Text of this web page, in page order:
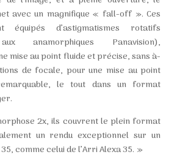
avec un magnifique « fall-off ». Ces
équipés d’astigmatismes rotatifs
anamorphiques Panavision),
mise au point fluide et précise, sans à-
de focale, pour une mise au point
le tout dans un format
2x, ils couvrent le plein format
un rendu exceptionnel sur un
comme celui de l’Arri Alexa 35. »